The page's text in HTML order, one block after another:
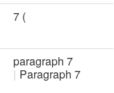
7 (
paragraph 7
Paragraph 7